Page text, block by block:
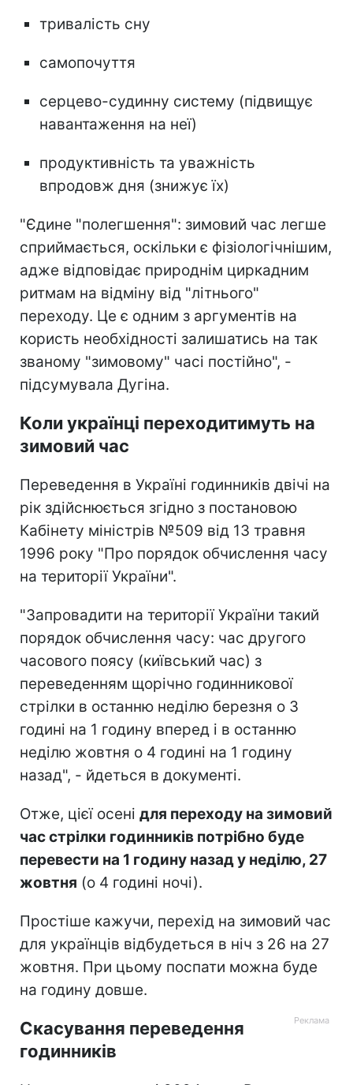
тривалість сну
самопочуття
серцево-судинну систему (підвищує
навантаження на неї)
продуктивність та уважність
впродовж дня (знижує їх)
"Єдине "полегшення": зимовий час легше
сприймається, оскільки є фізіологічнішим,
адже відповідає природнім циркадним
ритмам на відміну від "літнього"
переходу. Це є одним з аргументів на
користь необхідності залишатись на так
званому "зимовому" часі постійно", -
підсумувала Дугіна.
Коли українці переходитимуть на
зимовий час
Переведення в Україні годинників двічі на
рік здійснюється згідно з постановою
Кабінету міністрів №509 від 13 травня
1996 року "Про порядок обчислення часу
на території України".
"Запровадити на території України такий
порядок обчислення часу: час другого
часового поясу (київський час) з
переведенням щорічно годинникової
стрілки в останню неділю березня о 3
годині на 1 годину вперед і в останню
неділю жовтня о 4 годині на 1 годину
назад", - йдеться в документі.
Отже, цієї осені для переходу на зимовий
час стрілки годинників потрібно буде
перевести на 1 годину назад у неділю, 27
жовтня (о 4 годині ночі).
Простіше кажучи, перехід на зимовий час
для українців відбудеться в ніч з 26 на 27
жовтня. При цьому поспати можна буде
на годину довше.
Скасування переведення
годинників